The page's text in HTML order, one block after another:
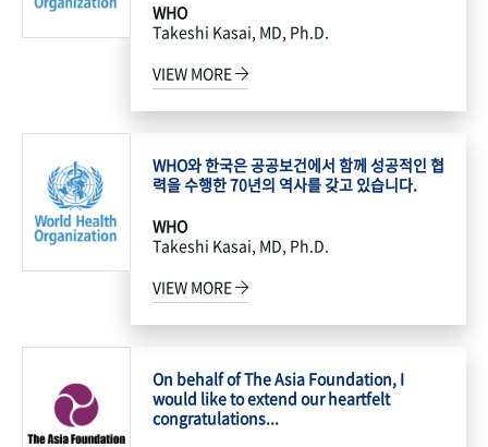
WHO
Takeshi Kasai, MD, Ph.D.
VIEW MORE
WHO와 한국은 공공보건에서 함께 성공적인 협
력을 수행한 70년의 역사를 갖고 있습니다.
WHO
Takeshi Kasai, MD, Ph.D.
VIEW MORE
On behalf of The Asia Foundation, I
would like to extend our heartfelt
congratulations...